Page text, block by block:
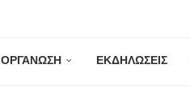
ΟΡΓΑΝΩΣΗ ΕΚΔΗΛΩΣΕΙΣ